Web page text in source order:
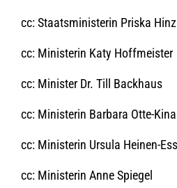
cc: Staatsministerin Priska Hinz
cc: Ministerin Katy Hoffmeister
cc: Minister Dr. Till Backhaus
cc: Ministerin Barbara Otte-
cc: Ministerin Ursula Heinen-
cc: Ministerin Anne Spiegel